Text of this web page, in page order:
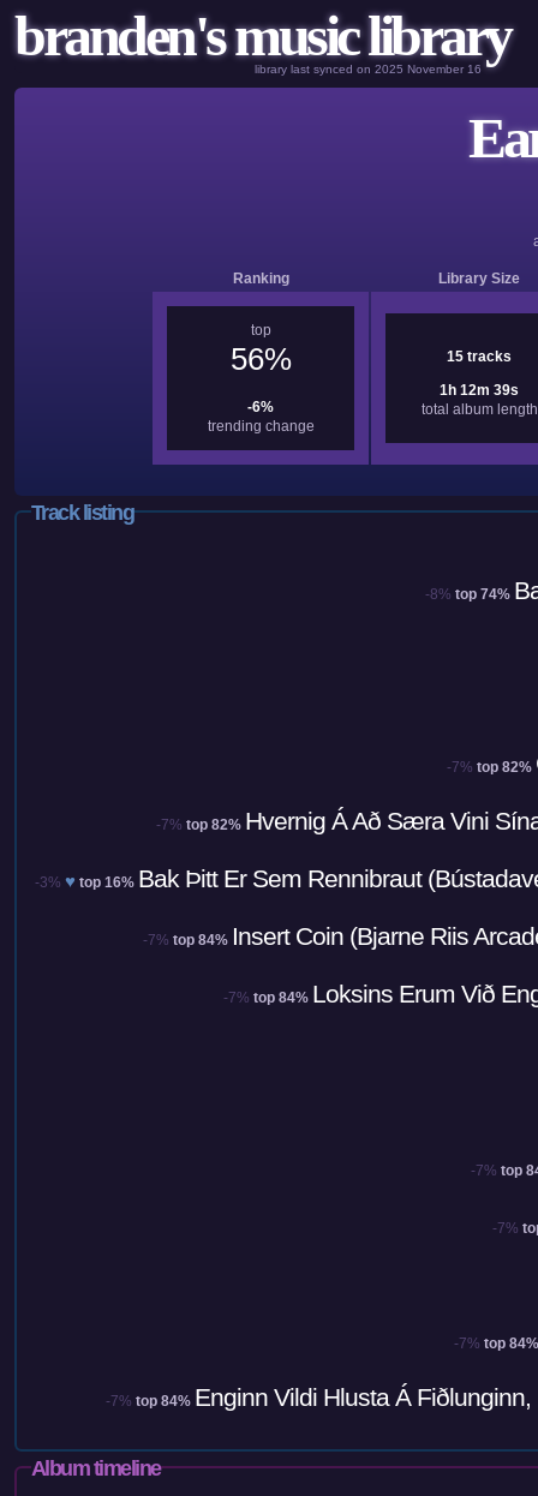
branden's music library
library last synced on 2025 November 16
Ranking Library Size
top
56%
-6%
trending change
15 tracks
1h 12m 39s
total album length
Track listing
-8% top 74%
-7% top 82%
-7% top 82% Hvernig Á Að Særa Vini
-3% ♥ top 16% Bak Þitt Er Sem Rennibraut
-7% top 84% Insert Coin (Bjarne Riis
-7% top 84% Loksins Erum Við
-7% top
-7%
-7% top 84%
-7% top 84% Enginn Vildi Hlusta Á
Album timeline